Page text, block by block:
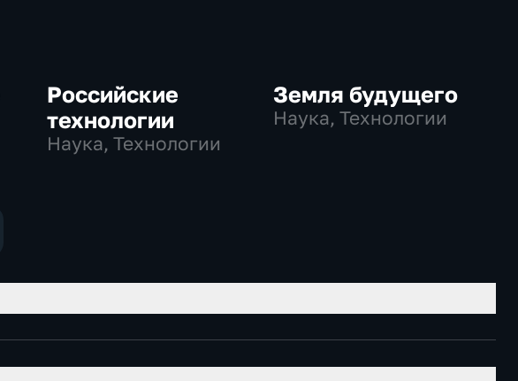
Российские
технологии
Наука, Технологии
Земля будущего
Наука, Технологии